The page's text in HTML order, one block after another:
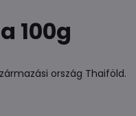
100g
ország Thaiföld.